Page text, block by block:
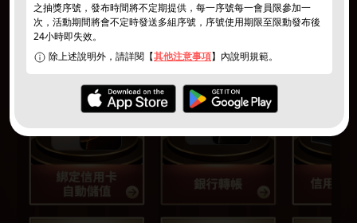
之抽獎序號，發布時間將不定期提供，每一序號每一會員限參加一
次，活動期間將會不定時發送多組序號，序號使用期限至限動發布後
24小時即失效。
除上述說明外，請詳閱【其他注意事項】內說明規範。